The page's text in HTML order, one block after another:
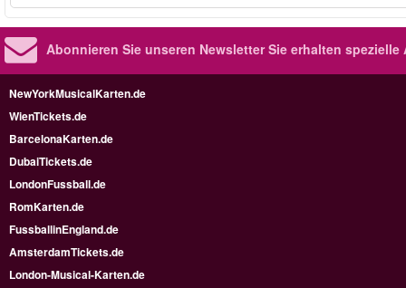
Abonnieren Sie unseren NewsletterSie erhalten spezielle
NewYorkMusicalKarten.de
WienTickets.de
BarcelonaKarten.de
DubaiTickets.de
LondonFussball.de
RomKarten.de
FussballinEngland.de
AmsterdamTickets.de
London-Musical-Karten.de